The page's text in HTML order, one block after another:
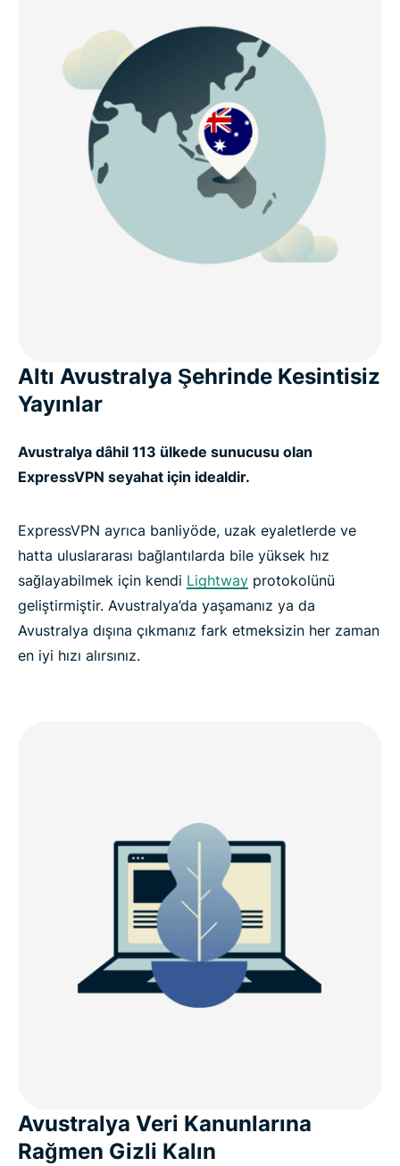
Altı Avustralya Şehrinde Kesintisiz
Yayınlar
Avustralya dâhil 113 ülkede sunucusu olan
ExpressVPN seyahat için idealdir.
ExpressVPN ayrıca banliyöde, uzak eyaletlerde ve
hatta uluslararası bağlantılarda bile yüksek hız
sağlayabilmek için kendi Lightway protokolünü
geliştirmiştir. Avustralya’da yaşamanız ya da
Avustralya dışına çıkmanız fark etmeksizin her zaman
en iyi hızı alırsınız.
Avustralya Veri Kanunlarına
Rağmen Gizli Kalın